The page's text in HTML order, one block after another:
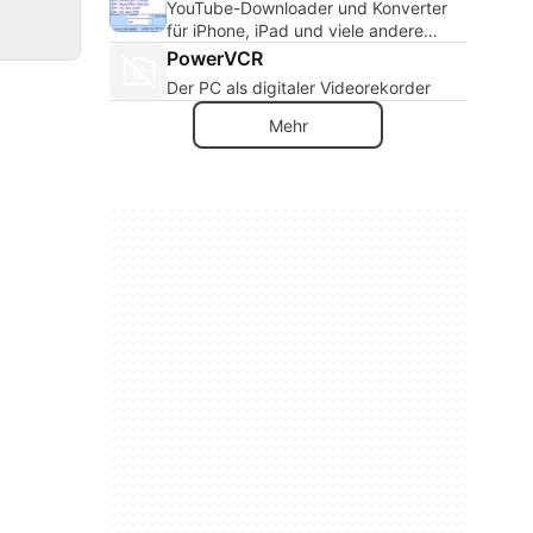
YouTube-Downloader und Konverter
für iPhone, iPad und viele andere
Geräte
PowerVCR
Der PC als digitaler Videorekorder
Mehr